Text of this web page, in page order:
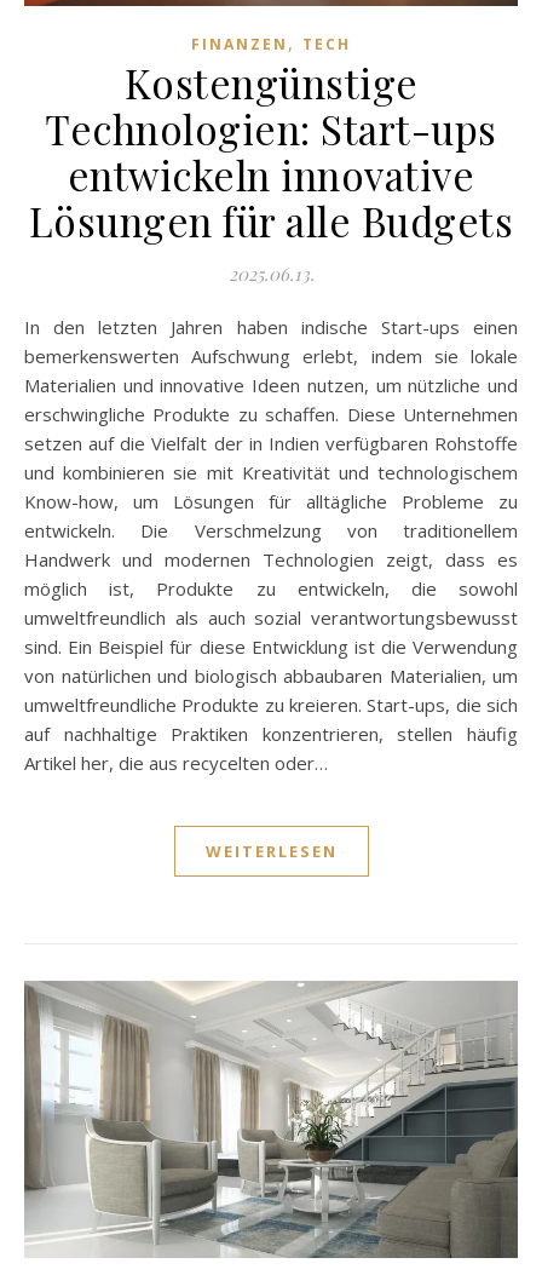
FINANZEN , TECH
Kostengünstige
Technologien: Start-ups
entwickeln innovative
Lösungen für alle Budgets
2025.06.13.
In den letzten Jahren haben indische Start-ups einen
bemerkenswerten Aufschwung erlebt, indem sie lokale
Materialien und innovative Ideen nutzen, um nützliche und
erschwingliche Produkte zu schaffen. Diese Unternehmen
setzen auf die Vielfalt der in Indien verfügbaren Rohstoffe
und kombinieren sie mit Kreativität und technologischem
Know-how, um Lösungen für alltägliche Probleme zu
entwickeln. Die Verschmelzung von traditionellem
Handwerk und modernen Technologien zeigt, dass es
möglich ist, Produkte zu entwickeln, die sowohl
umweltfreundlich als auch sozial verantwortungsbewusst
sind. Ein Beispiel für diese Entwicklung ist die Verwendung
von natürlichen und biologisch abbaubaren Materialien, um
umweltfreundliche Produkte zu kreieren. Start-ups, die sich
auf nachhaltige Praktiken konzentrieren, stellen häufig
Artikel her, die aus recycelten oder…
WEITERLESEN